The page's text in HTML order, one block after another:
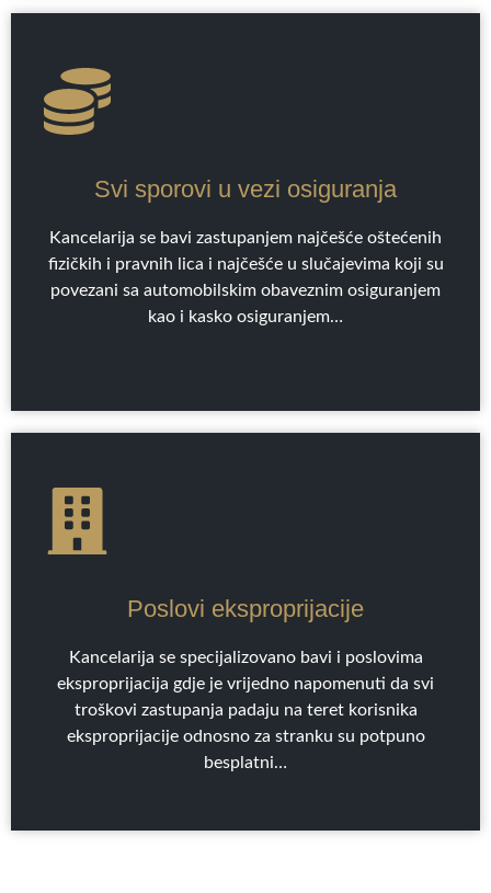
Svi sporovi u vezi osiguranja
Kancelarija se bavi zastupanjem najčešće oštećenih
fizičkih i pravnih lica i najčešće u slučajevima koji su
povezani sa automobilskim obaveznim osiguranjem
kao i kasko osiguranjem…
Poslovi eksproprijacije
Kancelarija se specijalizovano bavi i poslovima
eksproprijacija gdje je vrijedno napomenuti da svi
troškovi zastupanja padaju na teret korisnika
eksproprijacije odnosno za stranku su potpuno
besplatni…